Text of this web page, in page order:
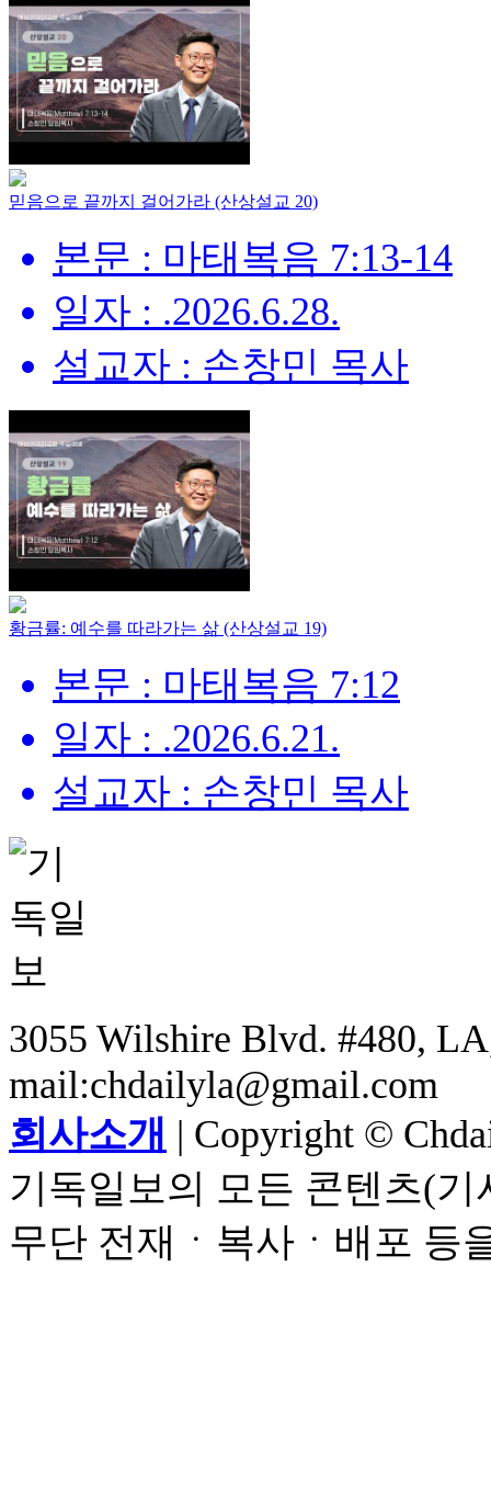
믿음으로 끝까지 걸어가라 (산상설교 20)
본문 : 마태복음 7:13-14
일자 : .2026.6.28.
설교자 : 손창민 목사
황금률: 예수를 따라가는 삶 (산상설교 19)
본문 : 마태복음 7:12
일자 : .2026.6.21.
설교자 : 손창민 목사
3055 Wilshire Blvd. #480,
mail:chdailyla@gmail.com
회사소개 | Copyright ©
기독일보의 모든 콘텐츠(
무단 전재ㆍ복사ㆍ배포 등